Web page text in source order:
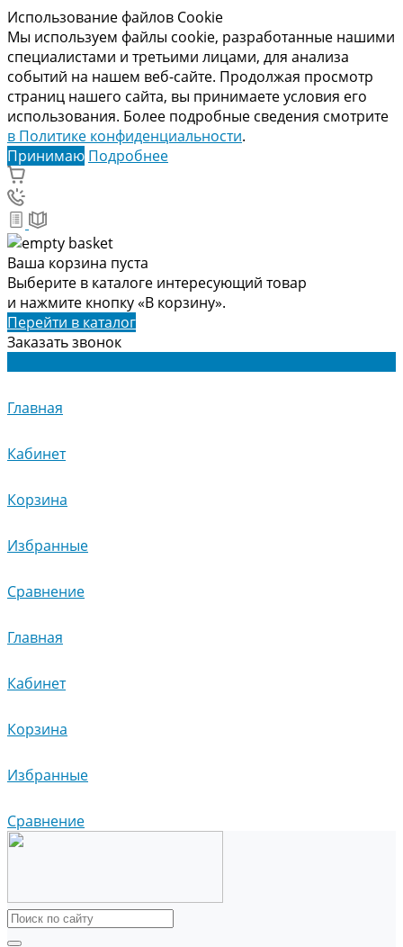
Использование файлов Cookie
Мы используем файлы cookie, разработанные нашими
специалистами и третьими лицами, для анализа
событий на нашем веб-сайте. Продолжая просмотр
страниц нашего сайта, вы принимаете условия его
использования. Более подробные сведения смотрите
в Политике конфиденциальности.
Принимаю Подробнее
Ваша корзина пуста
Выберите в каталоге интересующий товар
и нажмите кнопку «В корзину».
Перейти в каталог
Заказать звонок
Главная
Кабинет
Корзина
Избранные
Сравнение
Главная
Кабинет
Корзина
Избранные
Сравнение